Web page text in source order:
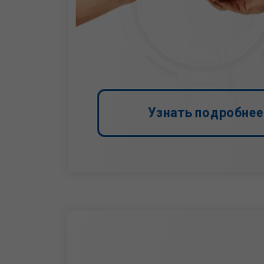
Узнать подробнее